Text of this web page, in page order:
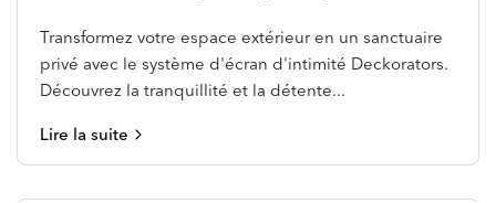
Transformez votre espace extérieur en un sanctuaire
privé avec le système d'écran d'intimité Deckorators.
Découvrez la tranquillité et la détente...
Lire la suite